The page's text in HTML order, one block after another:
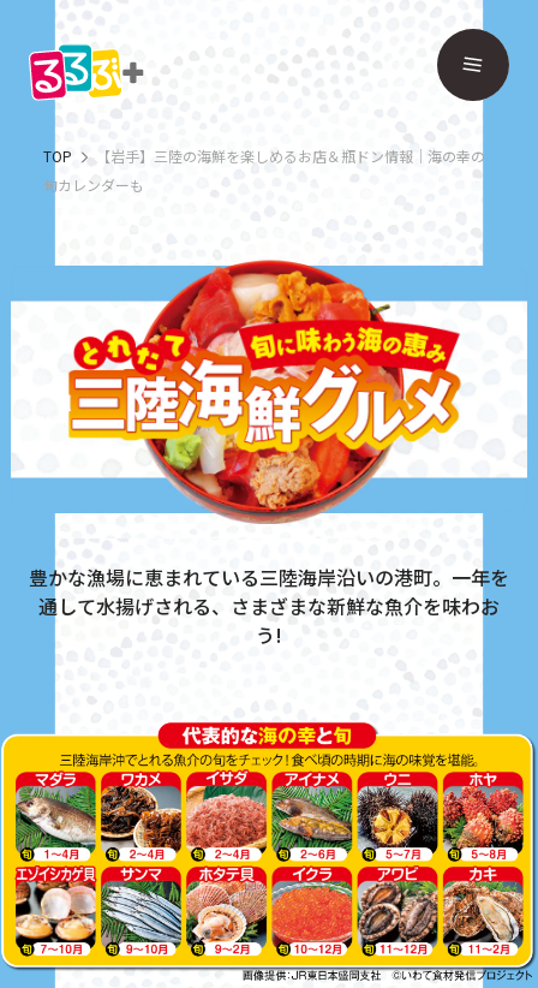
TOP
【岩手】三陸の海鮮を楽しめるお店＆瓶ドン情報｜海の幸の
旬カレンダーも
豊かな漁場に恵まれている三陸海岸沿いの港町。一年を
通して水揚げされる、さまざまな新鮮な魚介を味わお
う!